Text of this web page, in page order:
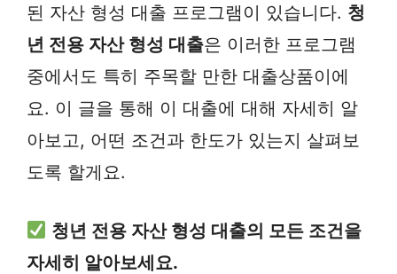
된 자산 형성 대출 프로그램이 있습니다. 청
년 전용 자산 형성 대출은 이러한 프로그램
중에서도 특히 주목할 만한 대출상품이에
요. 이 글을 통해 이 대출에 대해 자세히 알
아보고, 어떤 조건과 한도가 있는지 살펴보
도록 할게요.
청년 전용 자산 형성 대출의 모든 조건을
자세히 알아보세요.